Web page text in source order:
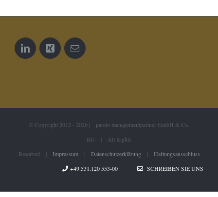
© Copyright 2012 - 2026 | pareto managementpartner GmbH & Co.
KG | All Rights
Reserved | Impressum| Datenschutzerklärung| Haftungsausschluss
+49.531.120 553-00
SCHREIBEN SIE UNS